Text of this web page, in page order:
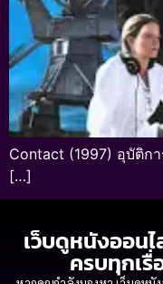
Contact (1997) อุบัติก
[…]
เว็บดูหนังออน
ครบทุกเรื่